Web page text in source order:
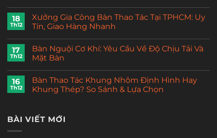
18
Th12
Xưởng Gia Công Bàn Thao Tác Tại TPHCM: Uy
Tín, Giao Hàng Nhanh
17
Th12
Bàn Nguội Cơ Khí: Yêu Cầu Về Độ Chịu Tải Và
Mặt Bàn
16
Th12
Bàn Thao Tác Khung Nhôm Định Hình Hay
Khung Thép? So Sánh & Lựa Chọn
BÀI VIẾT MỚI